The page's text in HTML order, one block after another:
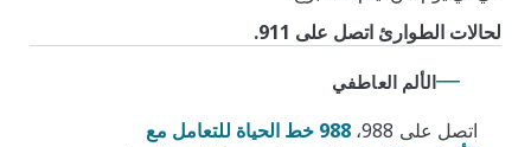
لحالات الطوارئ اتصل على 911.
الألم العاطفي
اتصل على 988،
988 خط الحياة للتعامل مع